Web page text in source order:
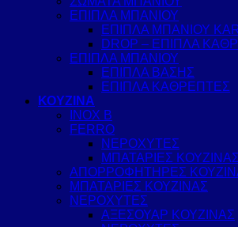
ΕΠΙΠΛΑ ΜΠΑΝΙΟΥ
ΕΠΙΠΛΑ ΜΠΑΝΙΟΥ
DROP – ΕΠΙΠΛΑ
ΕΠΙΠΛΑ ΜΠΑΝΙΟΥ
ΕΠΙΠΛΑ ΒΑΣΗΣ
ΕΠΙΠΛΑ ΚΑΘΡΕΠΤΕΣ
ΚΟΥΖΙΝΑ
INOX B
FERRO
ΝΕΡΟΧΥΤΕΣ
ΜΠΑΤΑΡΙΕΣ ΚΟΥΖΙΝΑΣ
ΑΠΟΡΡΟΦΗΤΗΡΕΣ
ΜΠΑΤΑΡΙΕΣ ΚΟΥΖΙΝΑΣ
ΝΕΡΟΧΥΤΕΣ
ΑΞΕΣΟΥΑΡ ΚΟΥΖΙΝΑΣ